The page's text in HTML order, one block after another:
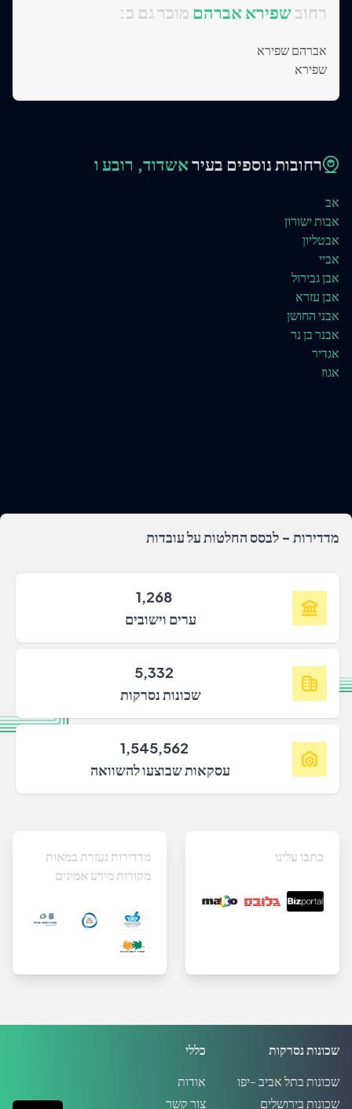
:רחובשפירא אברהם מוכר גם כ
אברהם שפירא
שפירא
רחובות נוספים בעיראשדוד, רובע ו
אב
אבות ישורון
אבטליון
אביי
אבן גבירול
אבן עזרא
אבני החושן
אבנר בן נר
אגדיר
אגוז
מדדירות - לבסס החלטות על עובדות
1,268
ערים וישובים
5,332
שכונות נסרקות
1,545,562
עסקאות שבוצעו להשוואה
מדדירות נעזרת במאות
מקורות מידע אמינים
כתבו עלינו
כללי
אודות
צור קשר
שכונות נסרקות
שכונות בתל אביב -יפו
שכונות בירושלים